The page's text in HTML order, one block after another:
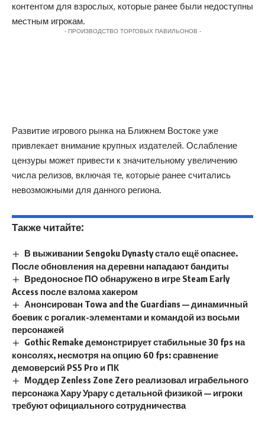
контентом для взрослых, которые ранее были недоступны
местным игрокам.
- ПРОИЗВОДСТВО ТОРГОВЫХ ПАВИЛЬОНОВ -
Развитие игрового рынка на Ближнем Востоке уже
привлекает внимание крупных издателей. Ослабление
цензуры может привести к значительному увеличению
числа релизов, включая те, которые ранее считались
невозможными для данного региона.
Также читайте:
В выживании Sengoku Dynasty стало ещё опаснее.
После обновления на деревни нападают бандиты
Вредоносное ПО обнаружено в игре Steam Early
Access после взлома хакером
Анонсирован Towa and the Guardians — динамичный
боевик с рогалик-элементами и командой из восьми
персонажей
Gothic Remake демонстрирует стабильные 30 fps на
консолях, несмотря на опцию 60 fps: сравнение
демоверсий PS5 Pro и ПК
Моддер Zenless Zone Zero реализовал играбельного
персонажа Хару Урару с детальной физикой — игроки
требуют официального сотрудничества